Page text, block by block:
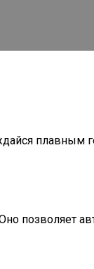
плавным
позволяет